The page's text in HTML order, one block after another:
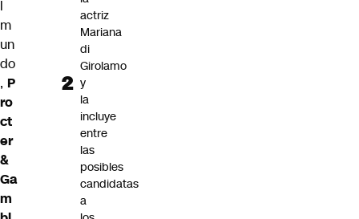
l
m
un
do
, P
ro
ct
er
&
Ga
m
actriz
Mariana
di
Girolamo
y
la
incluye
entre
las
posibles
candidatas
a